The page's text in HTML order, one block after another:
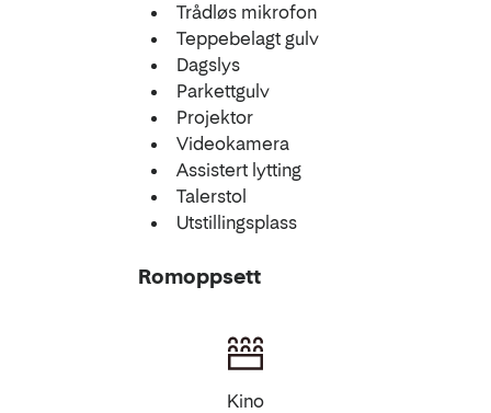
Trådløs mikrofon
Teppebelagt gulv
Dagslys
Parkettgulv
Projektor
Videokamera
Assistert lytting
Talerstol
Utstillingsplass
Romoppsett
Kino